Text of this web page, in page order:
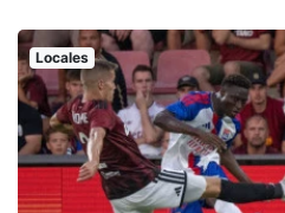
Locales